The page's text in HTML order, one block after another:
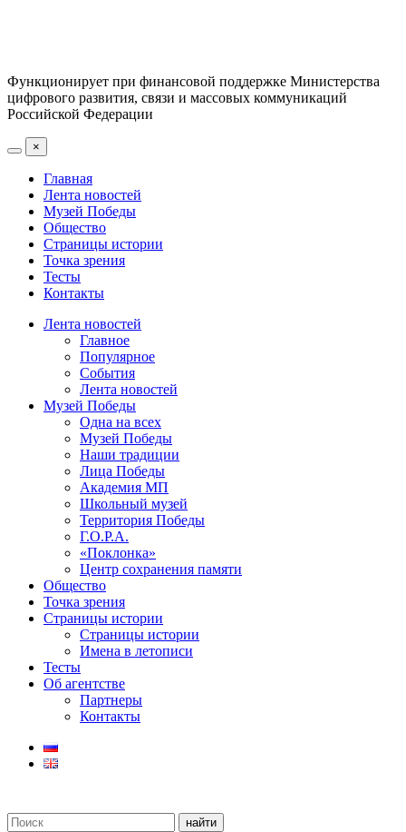
Функционирует при финансовой поддержке Министерства
цифрового развития, связи и массовых коммуникаций
Российской Федерации
×
Главная
Лента новостей
Музей Победы
Общество
Страницы истории
Точка зрения
Тесты
Контакты
Лента новостей
Главное
Популярное
События
Лента новостей
Музей Победы
Одна на всех
Музей Победы
Наши традиции
Лица Победы
Академия МП
Школьный музей
Территория Победы
Г.О.Р.А.
«Поклонка»
Центр сохранения памяти
Общество
Точка зрения
Страницы истории
Страницы истории
Имена в летописи
Тесты
Об агентстве
Партнеры
Контакты